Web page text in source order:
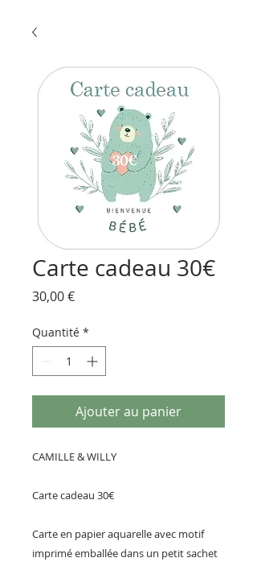
Carte cadeau 30€
30,00 €Prix
Quantité *
Ajouter au panier
CAMILLE & WILLY
Carte cadeau 30€
Carte en papier aquarelle avec motif
imprimé emballée dans un petit sachet